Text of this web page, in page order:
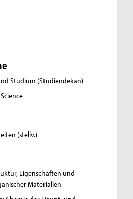
Studium (Studiendekan)
(stellv.)
Eigenschaften und
Materialien